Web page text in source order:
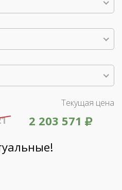
Текущая цена
2 203 571